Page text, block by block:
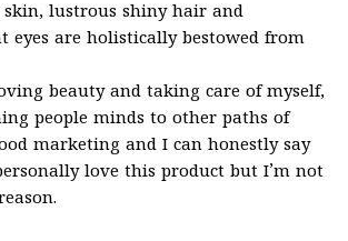
skin, lustrous shiny hair and
are holistically bestowed from
beauty and taking care of myself,
people minds to other paths of
marketing and I can honestly say
love this product but I’m not